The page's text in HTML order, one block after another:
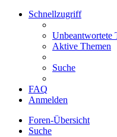
Schnellzugriff
Unbeantwortete
Aktive Themen
Suche
FAQ
Anmelden
Foren-Übersicht
Suche